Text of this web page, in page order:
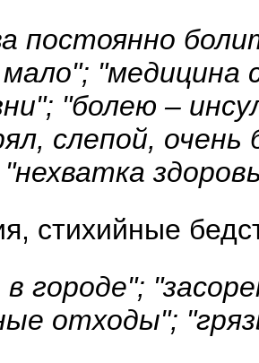
постоянно
мало"; "медицина
"болею –
слепой, очень
стихийные
в городе";
отходы";